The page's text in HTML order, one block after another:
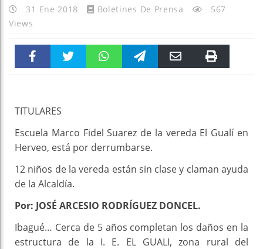
31 Ene 2018 Boletines De Prensa
567
Views
TITULARES
Escuela Marco Fidel Suarez de la vereda El Gualí en
Herveo, está por derrumbarse.
12 niños de la vereda están sin clase y claman ayuda
de la Alcaldía.
Por: JOSÉ ARCESIO RODRÍGUEZ DONCEL.
Ibagué… Cerca de 5 años completan los daños en la
estructura de la I. E. EL GUALI, zona rural del